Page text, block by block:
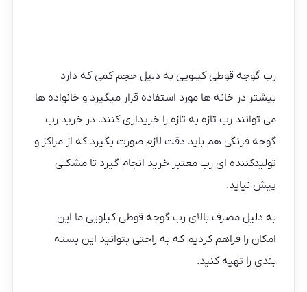
رب گوجه قوطی کیلویی به دلیل حجم کمی که دارد
بیشتر در خانه ها مورد استفاده قرار میگیرد و خانواده ها
می توانند رب تازه به تازه را خریداری کنند. در خرید رب
گوجه فرنگی هم باید دقت لازم صورت بگیرد که از مراکز و
تولیدکننده ای رب معتبر خرید انجام گیرد تا مشکلی
پیش نیاید.
به دلیل مصرف بالای رب گوجه قوطی کیلویی ما این
امکان را فراهم کردیم که به راحتی بتوانید این بسته
بندی را تهیه کنید.